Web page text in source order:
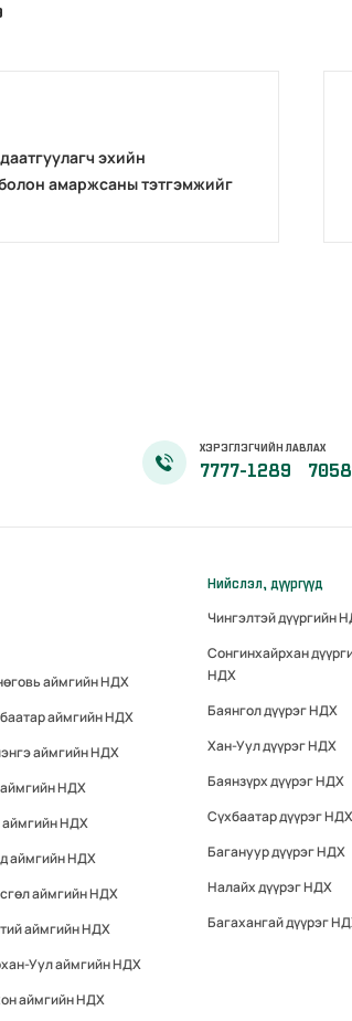
эхийн
амаржсаны тэтгэмжийг
ХЭРЭГЛЭГЧИЙН ЛАВЛАХ
7777-1289
аймгийн НДХ
аймгийн НДХ
аймгийн НДХ
НДХ
аймгийн НДХ
аймгийн НДХ
аймгийн НДХ
аймгийн НДХ
Уул аймгийн НДХ
аймгийн НДХ
Нийслэл, дүүргүүд
Чингэлтэй дүүргийн
Сонгинхайрхан
НДХ
Баянгол дүүрэг НДХ
Хан-Уул дүүрэг НДХ
Баянзүрх дүүрэг НДХ
Сүхбаатар дүүрэг НДХ
Багануур дүүрэг НДХ
Налайх дүүрэг НДХ
Багахангай дүүрэг